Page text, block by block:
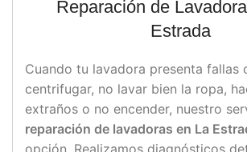
Reparación de
Estrada
Cuando tu lavadora presenta fallas
centrifugar, no lavar bien la ropa,
extraños o no encender, nuestro
reparación de lavadoras en La
opción. Realizamos diagnósticos